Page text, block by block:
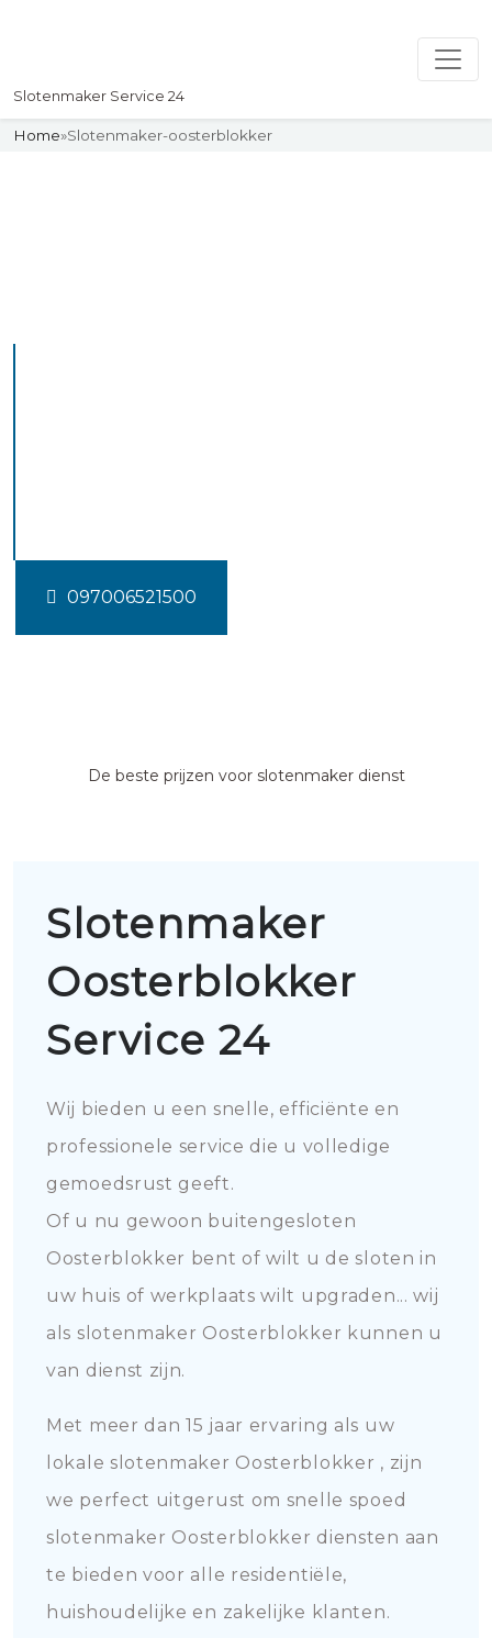
Slotenmaker Service 24
Home»Slotenmaker-oosterblokker
097006521500
De beste prijzen voor slotenmaker dienst
Slotenmaker
Oosterblokker
Service 24
Wij bieden u een snelle, efficiënte en
professionele service die u volledige
gemoedsrust geeft.
Of u nu gewoon buitengesloten
Oosterblokker bent of wilt u de sloten in
uw huis of werkplaats wilt upgraden... wij
als slotenmaker Oosterblokker kunnen u
van dienst zijn.
Met meer dan 15 jaar ervaring als uw
lokale slotenmaker Oosterblokker , zijn
we perfect uitgerust om snelle spoed
slotenmaker Oosterblokker diensten aan
te bieden voor alle residentiële,
huishoudelijke en zakelijke klanten.